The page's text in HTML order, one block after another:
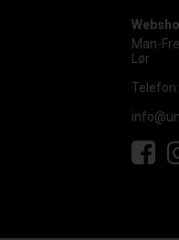
Man-Fre
Lør
Telefon: